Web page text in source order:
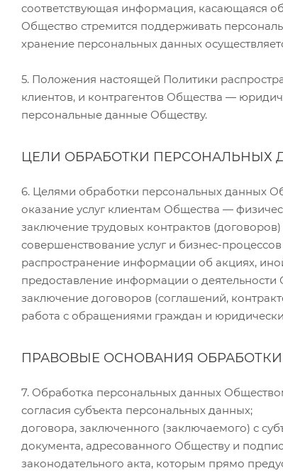
соответствующая информация, касающаяся
Общество стремится поддерживать
хранение персональных данных
5. Положения настоящей Политики
клиентов, и контрагентов Общества —
персональные данные Обществу.
ЦЕЛИ ОБРАБОТКИ ПЕРСОНАЛЬНЫХ
6. Целями обработки персональных данных
оказание услуг клиентам Общества —
заключение трудовых контрактов
совершенствование услуг и бизнес-
распространение информации об акциях,
предоставление информации о деятельности
заключение договоров (соглашений,
работа с обращениями граждан и
ПРАВОВЫЕ ОСНОВАНИЯ
7. Обработка персональных данных
согласия субъекта персональных данных;
договора, заключенного (заключаемого) с
документа, адресованного Обществу и
законодательного акта, которым прямо